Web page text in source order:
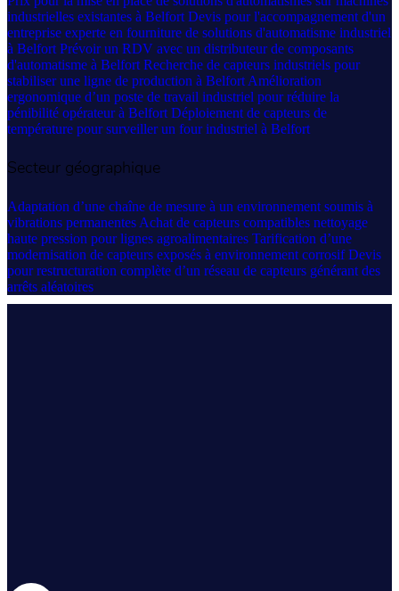
industrielles existantes à Belfort Devis pour l'accompagnement d'un
entreprise experte en fourniture de solutions d'automatisme industriel
à Belfort Prévoir un RDV avec un distributeur de composants
d'automatisme à Belfort Recherche de capteurs industriels pour
stabiliser une ligne de production à Belfort Amélioration
ergonomique d’un poste de travail industriel pour réduire la
pénibilité opérateur à Belfort Déploiement de capteurs de
température pour surveiller un four industriel à Belfort
Secteur géographique
Adaptation d’une chaîne de mesure à un environnement soumis à
vibrations permanentes Achat de capteurs compatibles nettoyage
haute pression pour lignes agroalimentaires Tarification d’une
modernisation de capteurs exposés à environnement corrosifDevis
pour restructuration complète d’un réseau de capteurs générant des
arrêts aléatoires